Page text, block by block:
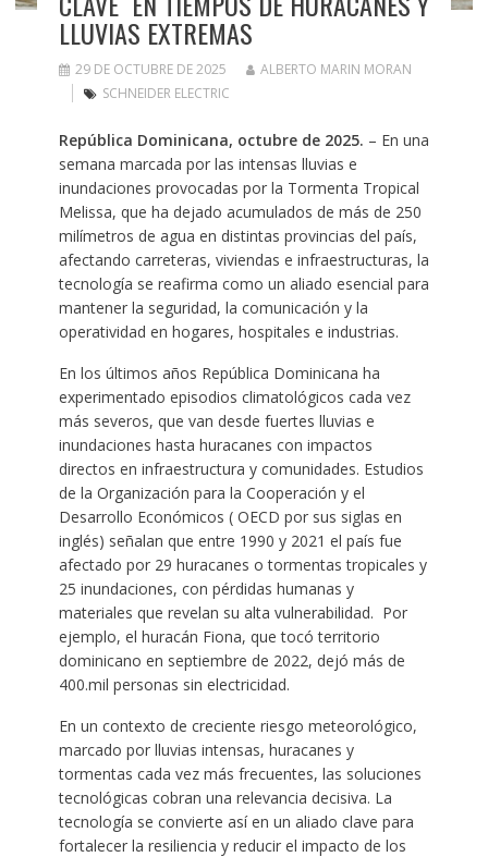
LLUVIAS EXTREMAS
29 DE OCTUBRE DE 2025
ALBERTO MARIN MORAN
SCHNEIDER ELECTRIC
República Dominicana, octubre de 2025. – En una
semana marcada por las intensas lluvias e
inundaciones provocadas por la Tormenta Tropical
Melissa, que ha dejado acumulados de más de 250
milímetros de agua en distintas provincias del país,
afectando carreteras, viviendas e infraestructuras, la
tecnología se reafirma como un aliado esencial para
mantener la seguridad, la comunicación y la
operatividad en hogares, hospitales e industrias.
En los últimos años República Dominicana ha
experimentado episodios climatológicos cada vez
más severos, que van desde fuertes lluvias e
inundaciones hasta huracanes con impactos
directos en infraestructura y comunidades. Estudios
de la Organización para la Cooperación y el
Desarrollo Económicos ( OECD por sus siglas en
inglés) señalan que entre 1990 y 2021 el país fue
afectado por 29 huracanes o tormentas tropicales y
25 inundaciones, con pérdidas humanas y
materiales que revelan su alta vulnerabilidad. Por
ejemplo, el huracán Fiona, que tocó territorio
dominicano en septiembre de 2022, dejó más de
400.mil personas sin electricidad.
En un contexto de creciente riesgo meteorológico,
marcado por lluvias intensas, huracanes y
tormentas cada vez más frecuentes, las soluciones
tecnológicas cobran una relevancia decisiva. La
tecnología se convierte así en un aliado clave para
fortalecer la resiliencia y reducir el impacto de los